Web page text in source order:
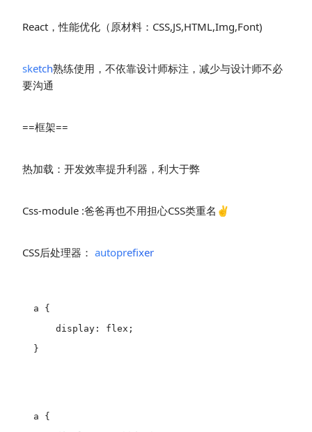
React，性能优化（原材料：CSS,JS,HTML,Img,Font)
sketch熟练使用，不依靠设计师标注，减少与设计师不必
要沟通
==框架==
热加载：开发效率提升利器，利大于弊
Css-module :爸爸再也不用担心CSS类重名✌️
CSS后处理器： autoprefixer
a {
    display: flex;
a {